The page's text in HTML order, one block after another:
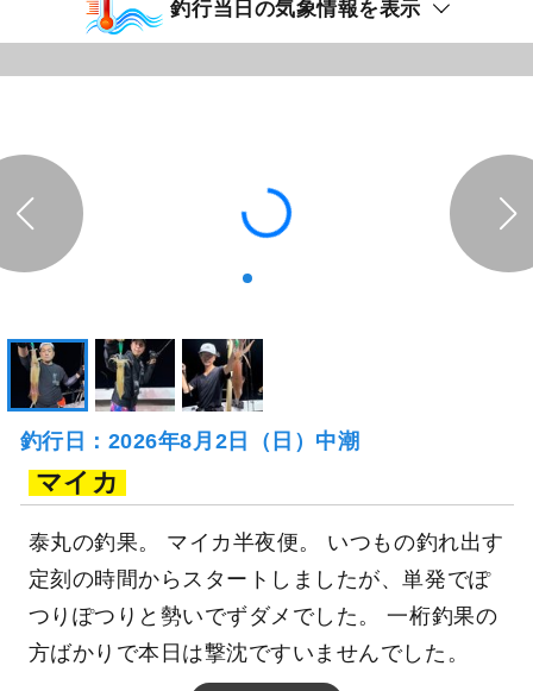
釣行当日の気象情報を表示
釣行日：2026年8月2日（日）中潮
マイカ
泰丸の釣果。 マイカ半夜便。 いつもの釣れ出す
定刻の時間からスタートしましたが、単発でぽ
つりぽつりと勢いでずダメでした。 一桁釣果の
方ばかりで本日は撃沈ですいませんでした。